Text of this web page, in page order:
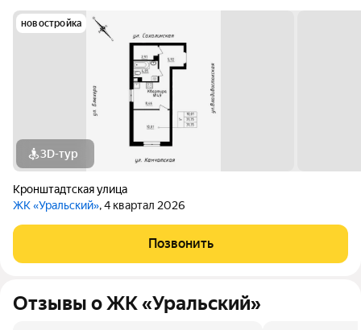
новостройка
3D-тур
Кронштадтская улица
ЖК «Уральский», 4 квартал 2026
Позвонить
Отзывы о ЖК «Уральский»